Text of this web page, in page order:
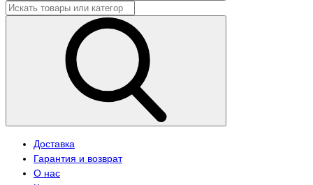
Доставка
Гарантия и возврат
О нас